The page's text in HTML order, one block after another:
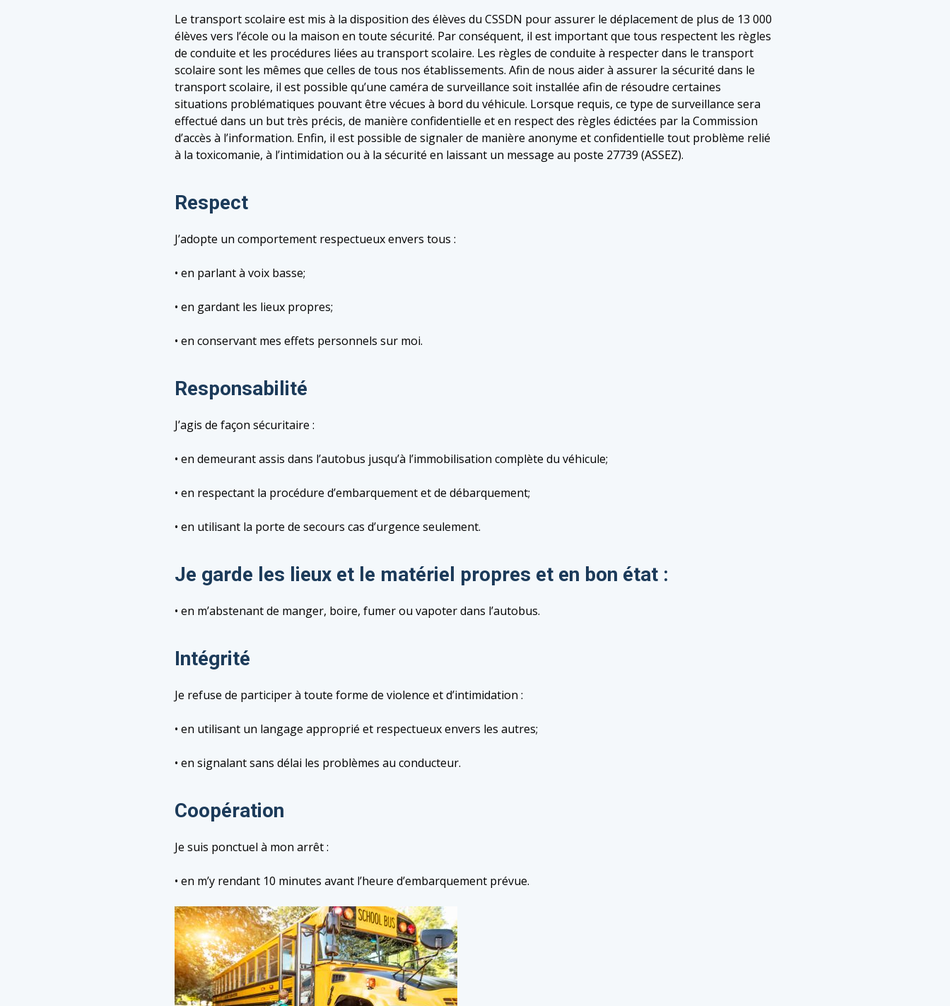
Le transport scolaire est mis à la disposition des élèves du CSSDN pour assurer le déplacement de plus de 13 000
élèves vers l’école ou la maison en toute sécurité. Par conséquent, il est important que tous respectent les règles
de conduite et les procédures liées au transport scolaire. Les règles de conduite à respecter dans le transport
scolaire sont les mêmes que celles de tous nos établissements. Afin de nous aider à assurer la sécurité dans le
transport scolaire, il est possible qu’une caméra de surveillance soit installée afin de résoudre certaines
situations problématiques pouvant être vécues à bord du véhicule. Lorsque requis, ce type de surveillance sera
effectué dans un but très précis, de manière confidentielle et en respect des règles édictées par la Commission
d’accès à l’information. Enfin, il est possible de signaler de manière anonyme et confidentielle tout problème relié
à la toxicomanie, à l’intimidation ou à la sécurité en laissant un message au poste 27739 (ASSEZ).
Respect
J’adopte un comportement respectueux envers tous :
• en parlant à voix basse;
• en gardant les lieux propres;
• en conservant mes effets personnels sur moi.
Responsabilité
J’agis de façon sécuritaire :
• en demeurant assis dans l’autobus jusqu’à l’immobilisation complète du véhicule;
• en respectant la procédure d’embarquement et de débarquement;
• en utilisant la porte de secours cas d’urgence seulement.
Je garde les lieux et le matériel propres et en bon état :
• en m’abstenant de manger, boire, fumer ou vapoter dans l’autobus.
Intégrité
Je refuse de participer à toute forme de violence et d’intimidation :
• en utilisant un langage approprié et respectueux envers les autres;
• en signalant sans délai les problèmes au conducteur.
Coopération
Je suis ponctuel à mon arrêt :
• en m’y rendant 10 minutes avant l’heure d’embarquement prévue.